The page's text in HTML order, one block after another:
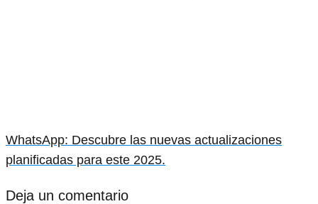
WhatsApp: Descubre las nuevas actualizaciones
planificadas para este 2025.
Deja un comentario